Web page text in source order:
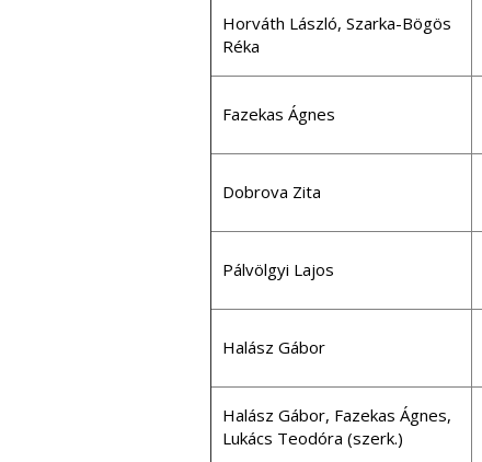
Horváth László, Szarka-Bögös
Réka
Fazekas Ágnes
Dobrova Zita
Pálvölgyi Lajos
Halász Gábor
Halász Gábor, Fazekas Ágnes,
Lukács Teodóra (szerk.)